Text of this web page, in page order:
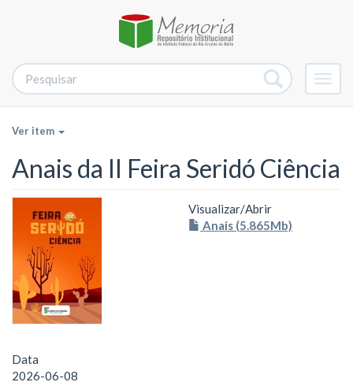
Ver item
Anais da II Feira Seridó Ciência
Visualizar/Abrir
Anais (5.865Mb)
Data
2026-06-08